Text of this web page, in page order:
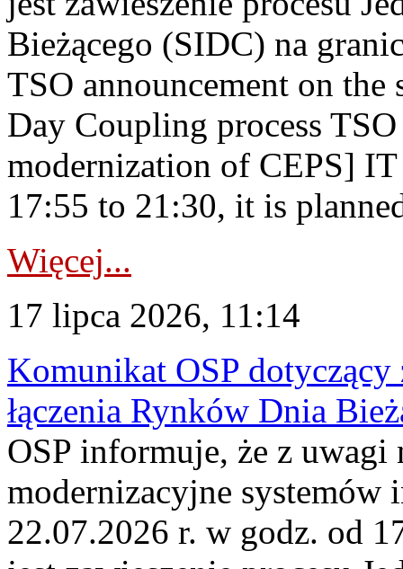
Bieżącego (SIDC) na
TSO announcement on
Day Coupling process
modernization of CEPS]
17:55 to 21:30, it is
Więcej...
17 lipca 2026, 11:14
Komunikat OSP dotyczący
łączenia Rynków Dnia
OSP informuje, że z uwagi
modernizacyjne systemów
22.07.2026 r. w godz. od